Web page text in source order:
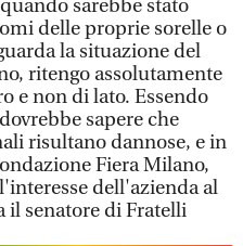
sarebbe stato
delle proprie sorelle o
la situazione del
ritengo assolutamente
e non di lato. Essendo
sapere che
risultano dannose, e in
Fiera Milano,
dell'azienda al
senatore di Fratelli